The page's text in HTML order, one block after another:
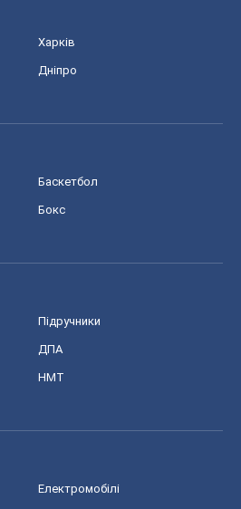
Харків
Дніпро
Баскетбол
Бокс
Підручники
ДПА
НМТ
Електромобілі